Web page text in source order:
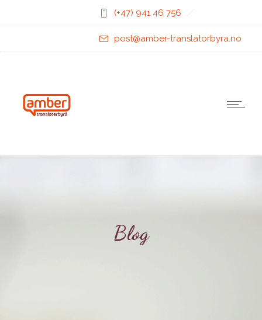
(+47) 941 46 756
post@amber-translatorbyra.no
Blog